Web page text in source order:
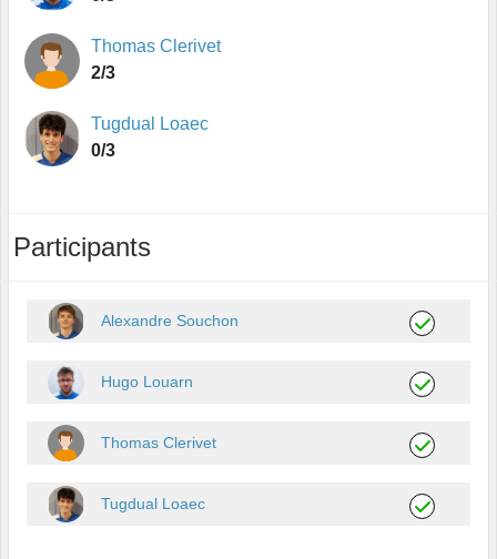
Thomas Clerivet
2/3
Tugdual Loaec
0/3
Participants
Alexandre Souchon
Hugo Louarn
Thomas Clerivet
Tugdual Loaec